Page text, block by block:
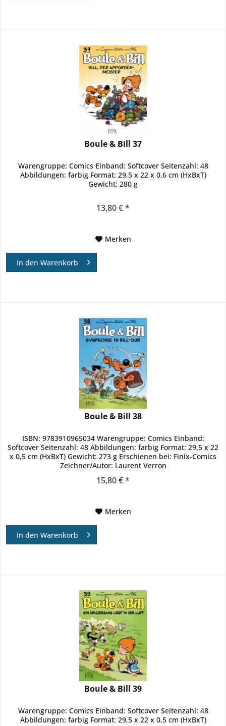
Boule & Bill 37
Warengruppe: Comics Einband: Softcover Seitenzahl: 48
Abbildungen: farbig Format: 29,5 x 22 x 0,6 cm (HxBxT)
Gewicht: 280 g
13,80 € *
Merken
In den Warenkorb
Boule & Bill 38
ISBN: 9783910965034 Warengruppe: Comics Einband:
Softcover Seitenzahl: 48 Abbildungen: farbig Format: 29,5 x 22
x 0,5 cm (HxBxT) Gewicht: 273 g Erschienen bei: Finix-Comics
Zeichner/Autor: Laurent Verron
15,80 € *
Merken
In den Warenkorb
Boule & Bill 39
Warengruppe: Comics Einband: Softcover Seitenzahl: 48
Abbildungen: farbig Format: 29,5 x 22 x 0,5 cm (HxBxT)